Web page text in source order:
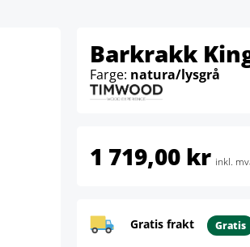
Barkrakk
Farge: natura/lysgrå
1 719,00 kr inkl.
Gratis frakt Gratis